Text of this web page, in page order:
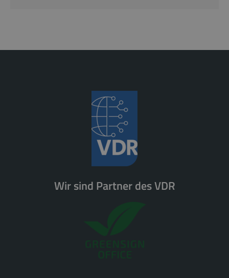
Wir sind Partner des VDR